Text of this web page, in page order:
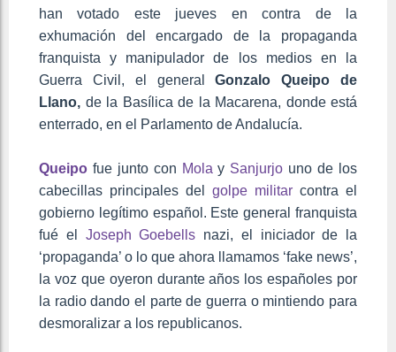
han votado este jueves en contra de la
exhumación del encargado de la propaganda
franquista y manipulador de los medios en la
Guerra Civil, el generalGonzalo
Queipo de
Llano, de la Basílica de la Macarena, donde está
enterrado, en el Parlamento de Andalucía.
Queipo fue junto con Mola y Sanjurjo uno de los
cabecillas principales del golpe militar contra el
gobierno legítimo español. Este general franquista
fué el Joseph Goebells nazi, el iniciador de la
‘propaganda’ o lo que ahora llamamos ‘fake news’,
la voz que oyeron durante años los españoles por
la radio dando el parte de guerra o mintiendo para
desmoralizar a los republicanos.